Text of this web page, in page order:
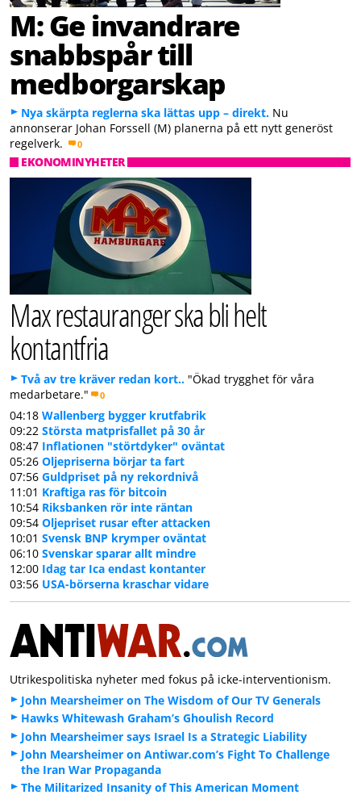
M: Ge invandrare
snabbspår till
medborgarskap
Nya skärpta reglerna ska lättas upp – direkt. Nu
annonserar Johan Forssell (M) planerna på ett nytt generöst
regelverk.
0
EKONOMINYHETER
Max restauranger ska bli helt
kontantfria
Två av tre kräver redan kort.. "Ökad trygghet för våra
medarbetare."
0
04:18 Wallenberg bygger krutfabrik
09:22 Största matprisfallet på 30 år
08:47 Inflationen "störtdyker" oväntat
05:26 Oljepriserna börjar ta fart
07:56 Guldpriset på ny rekordnivå
11:01 Kraftiga ras för bitcoin
10:54 Riksbanken rör inte räntan
09:54 Oljepriset rusar efter attacken
10:01 Svensk BNP krymper oväntat
06:10 Svenskar sparar allt mindre
12:00 Idag tar Ica endast kontanter
03:56 USA-börserna kraschar vidare
Utrikespolitiska nyheter med fokus på icke-interventionism.
John Mearsheimer on The Wisdom of Our TV Generals
Hawks Whitewash Graham’s Ghoulish Record
John Mearsheimer says Israel Is a Strategic Liability
John Mearsheimer on Antiwar.com’s Fight To Challenge
the Iran War Propaganda
The Militarized Insanity of This American Moment